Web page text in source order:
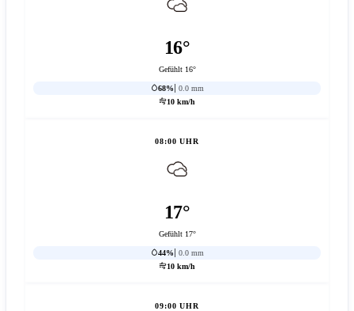
16°
Gefühlt 16°
68%
0.0 mm
10 km/h
08:00 UHR
17°
Gefühlt 17°
44%
0.0 mm
10 km/h
09:00 UHR